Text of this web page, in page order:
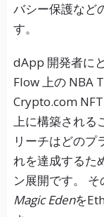
バシー保護など
す。
dApp 開発者に
Flow 上の NBA
Crypto.com
上に構築される
リーチはどのプ
れを達成するた
ン展開です。
Magic Edenを